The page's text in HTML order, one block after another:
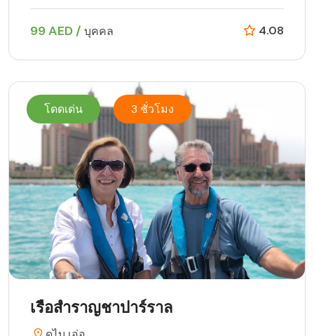
99 AED / บุคคล 4.08
โดดเด่น 3 ชั่วโมง
เรือสำราญชาปาร์ราล